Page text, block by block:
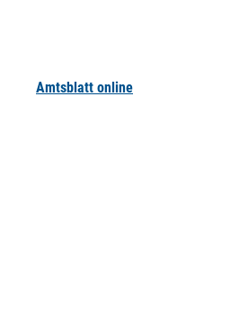
Amtsblatt online